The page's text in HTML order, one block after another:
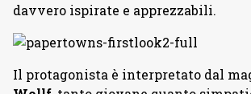
davvero ispirate e apprezzabili.
Il protagonista è interpretato dal